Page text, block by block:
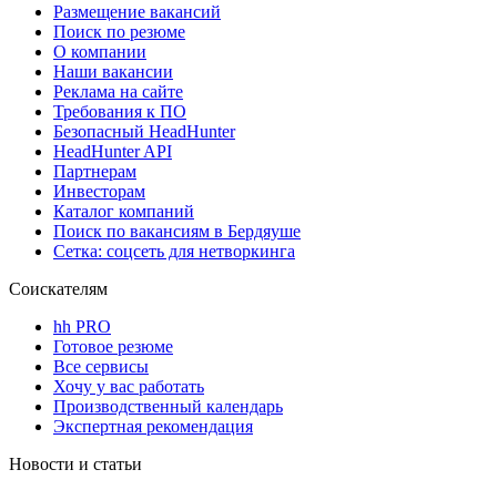
Размещение вакансий
Поиск по резюме
О компании
Наши вакансии
Реклама на сайте
Требования к ПО
Безопасный HeadHunter
HeadHunter API
Партнерам
Инвесторам
Каталог компаний
Поиск по вакансиям в Бердяуше
Сетка: соцсеть для нетворкинга
Соискателям
hh PRO
Готовое резюме
Все сервисы
Хочу у вас работать
Производственный календарь
Экспертная рекомендация
Новости и статьи